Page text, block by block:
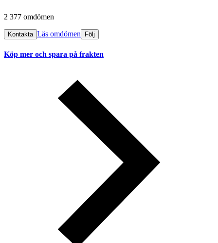
2 377 omdömen
Kontakta Läs omdömen Följ
Köp mer och spara på frakten